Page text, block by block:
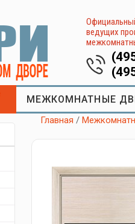
ведущих
МЕЖКОМНАТНЫЕ
Главная /